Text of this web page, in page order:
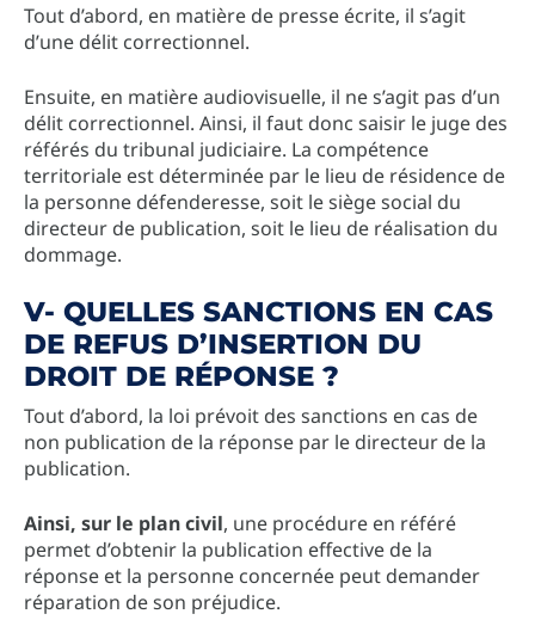
Tout d’abord, en matière de presse écrite, il s’agit
d’une délit correctionnel.
Ensuite, en matière audiovisuelle, il ne s’agit pas d’un
délit correctionnel. Ainsi, il faut donc saisir le juge des
référés du tribunal judiciaire. La compétence
territoriale est déterminée par le lieu de résidence de
la personne défenderesse, soit le siège social du
directeur de publication, soit le lieu de réalisation du
dommage.
V- QUELLES SANCTIONS EN CAS
DE REFUS D’INSERTION DU
DROIT DE RÉPONSE ?
Tout d’abord, la loi prévoit des sanctions en cas de
non publication de la réponse par le directeur de la
publication.
Ainsi, sur le plan civil, une procédure en référé
permet d’obtenir la publication effective de la
réponse et la personne concernée peut demander
réparation de son préjudice.